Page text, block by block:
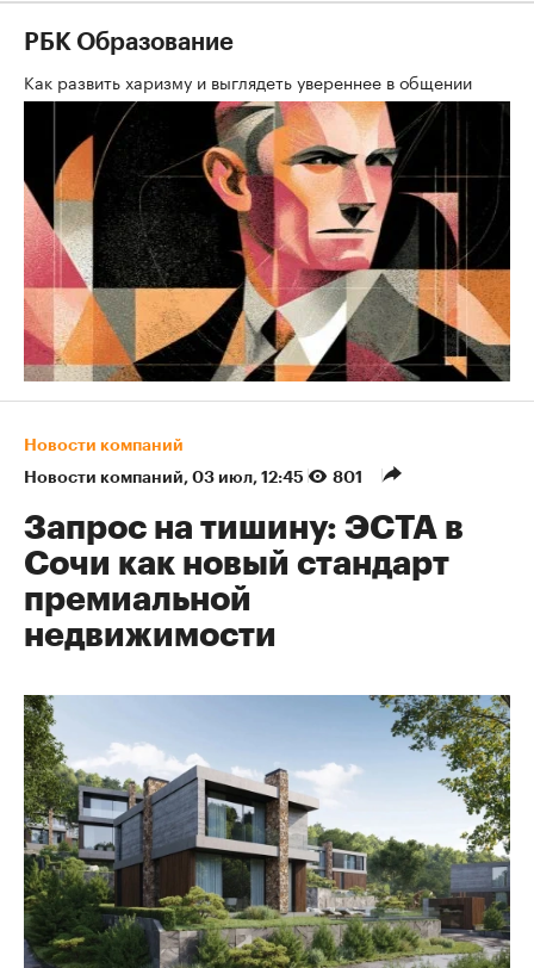
РБК Образование
Как развить харизму и выглядеть увереннее в общении
Новости компаний
Новости компаний⁠, 03 июл, 12:45 801
Запрос на тишину: ЭСТА в
Сочи как новый стандарт
премиальной
недвижимости